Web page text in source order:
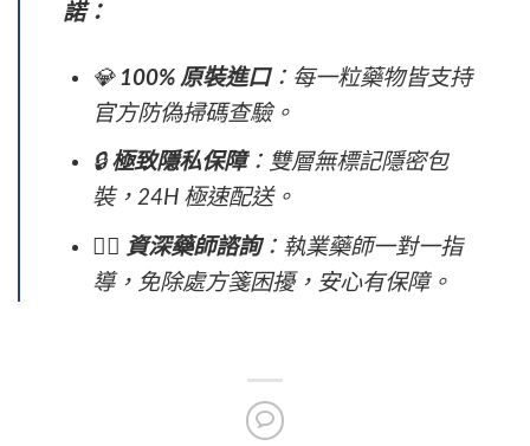
諾：
💎 100% 原裝進口：每一粒藥物皆支持
官方防偽掃碼查驗。
🔒 極致隱私保障：雙層無標記隱密包
裝，24H 極速配送。
資深藥師諮詢：執業藥師一對一指
導，免除處方箋困擾，安心有保障。